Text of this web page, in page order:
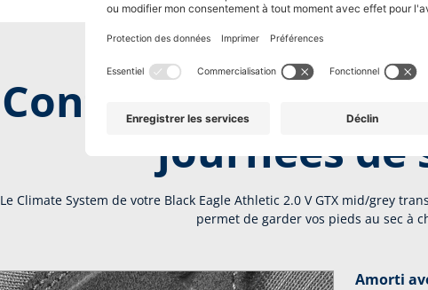
Confort maximal
journées de
Le Climate System de votre Black Eagle Athletic 2.0 V GTX mid/grey
permet de garder vos pieds au sec à
Amorti